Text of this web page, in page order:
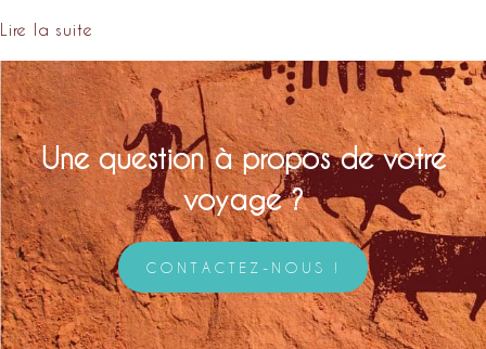
Lire la suite
Une question à propos de votre
voyage ?
CONTACTEZ-NOUS !